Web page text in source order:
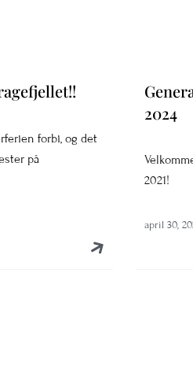
forbi, og det
på
2024
2021!
april 30,